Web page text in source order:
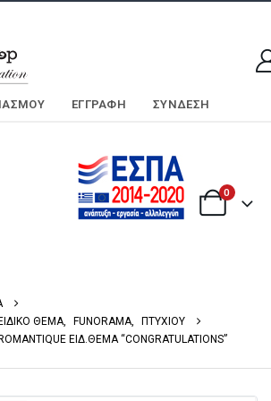
ΕΓΓΡΑΦΗ ΣΎΝΔΕΣΗ
0
ΘΕΜΑ FUNORAMA
ΠΤΥΧΙΟΥ
ΕΙΔ.ΘΕΜΑ “CONGRATULATIONS”